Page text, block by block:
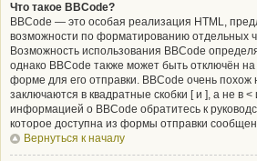
Что такое BBCode?
BBCode — это особая реализация HTML,
возможности по форматированию отдельных
Возможность использования BBCode
однако BBCode также может быть отключён
форме для его отправки. BBCode очень похож
заключаются в квадратные скобки [ и ], а не в
информацией о BBCode обратитесь к
которое доступна из формы отправки
Вернуться к началу